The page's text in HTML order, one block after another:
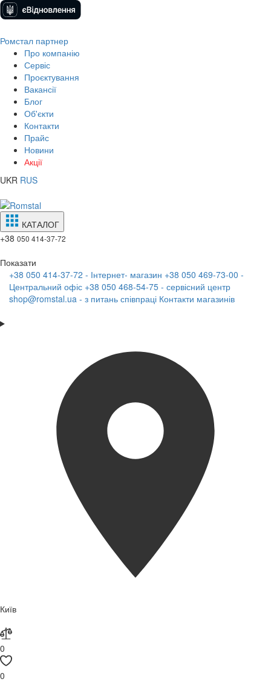
Ромстал партнер
Про компанію
Сервіс
Проєктування
Вакансії
Блог
Об'єкти
Контакти
Прайс
Новини
Акції
UKR RUS
КАТАЛОГ
+38 050 414-37-72
Показати
+38 050 414-37-72 - Інтернет- магазин +38 050 469-73-00 -
Центральний офіс +38 050 468-54-75 - сервісний центр
shop@romstal.ua - з питань співпраці Контакти магазинів
Київ
0
0